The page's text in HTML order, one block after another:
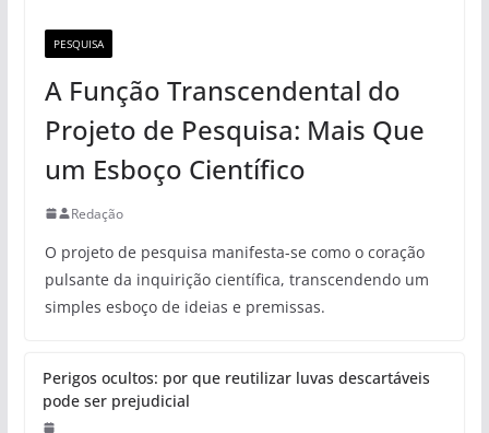
PESQUISA
A Função Transcendental do
Projeto de Pesquisa: Mais Que
um Esboço Científico
Redação
O projeto de pesquisa manifesta-se como o coração
pulsante da inquirição científica, transcendendo um
simples esboço de ideias e premissas.
Perigos ocultos: por que reutilizar luvas descartáveis
pode ser prejudicial